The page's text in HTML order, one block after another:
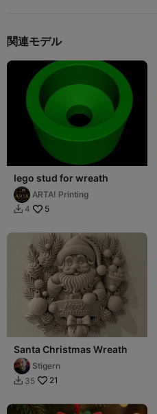
関連モデル
lego stud for wreath
ARTA! Printing
 4 5
Santa Christmas Wreath
Stigern
 35 21